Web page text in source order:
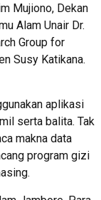
Mujiono, Dekan
Alam Unair Dr.
Group for
Susy Katikana.
aplikasi
serta balita. Tak
makna data
program gizi